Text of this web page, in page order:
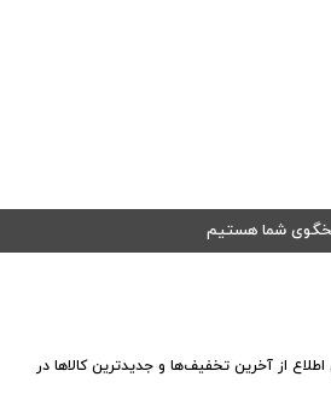
از آخرین تخفیف‌ها و جدیدترین کالاها در